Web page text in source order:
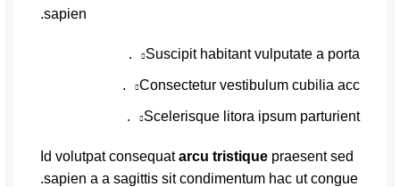
sapien.
Suscipit habitant vulputate a porta.
Consectetur vestibulum cubilia acc.
Scelerisque litora ipsum parturient.
Id volutpat consequatarcu tristique praesent sed
sapien a a sagittis sit condimentum hac ut congue.